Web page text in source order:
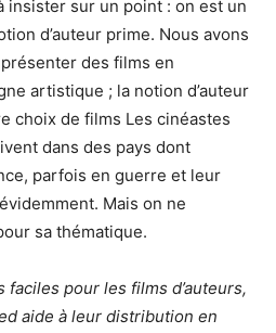
insister sur un point : on est un
d’auteur prime. Nous avons
des films en
artistique ; la notion d’auteur
choix de films Les cinéastes
dans des pays dont
parfois en guerre et leur
Mais on ne
sa thématique.
faciles pour les films d’auteurs,
aide à leur distribution en